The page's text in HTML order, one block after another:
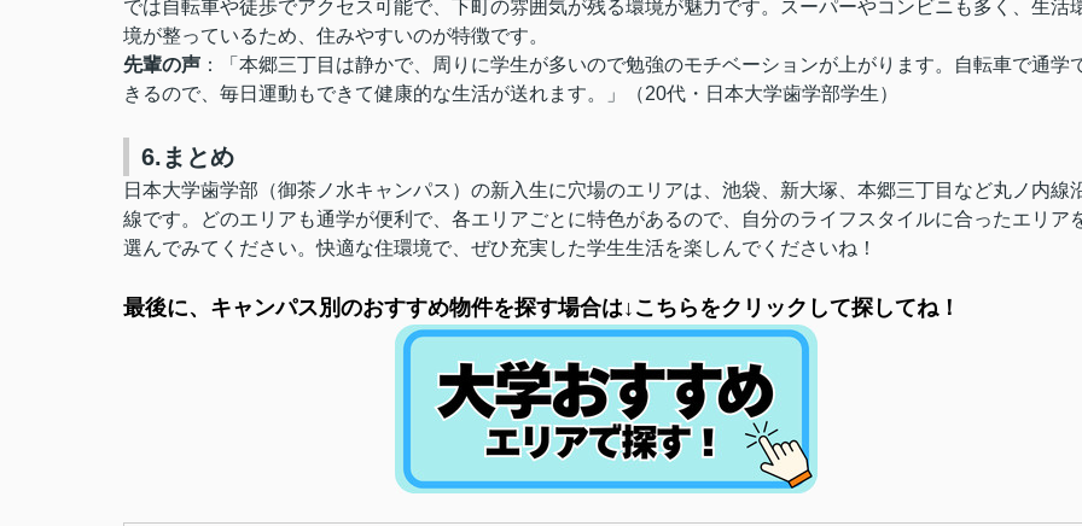
では自転車や徒歩でアクセス可能で、下町の雰囲気が残る環境が魅力です。スーパーやコンビニも多く、生活
境が整っているため、住みやすいのが特徴です。
先輩の声 ：「本郷三丁目は静かで、周りに学生が多いので勉強のモチベーションが上がります。自転車で通学
きるので、毎日運動もできて健康的な生活が送れます。」
（20代・ 日本大学歯学部学生）
6.まとめ
日本大学歯学部（御茶ノ水キャンパス） の新入生に穴場のエリアは、池袋、新大塚、本郷三丁目など丸ノ内線
線です。どのエリアも通学が便利で、各エリアごとに特色があるので、自分のライフスタイルに合ったエリア
選んでみてください。快適な住環境で、ぜひ充実した学生生活を楽しんでくださいね！
最後に、キャンパス別のおすすめ物件を探す場合は↓こちらをクリックして探してね！